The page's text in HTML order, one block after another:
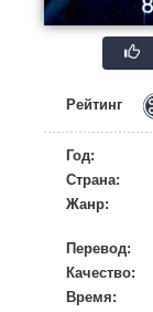
Рейтинг
Год:
Страна:
Жанр:
Перевод:
Качество:
Время: